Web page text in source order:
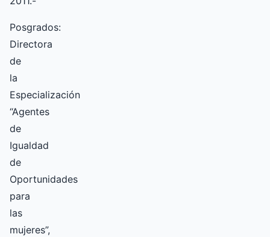
Posgrados:
Directora
de
la
Especialización
“Agentes
de
Igualdad
de
Oportunidades
para
las
mujeres”,